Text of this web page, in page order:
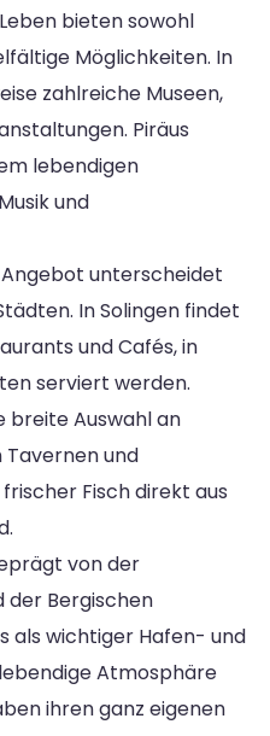
bieten sowohl
Möglichkeiten. In
zahlreiche Museen,
Piräus
lebendigen
und
unterscheidet
In Solingen findet
und Cafés, in
serviert werden.
breite Auswahl an
und
Fisch direkt aus
von der
der Bergischen
als wichtiger Hafen- und
Atmosphäre
ihren ganz eigenen